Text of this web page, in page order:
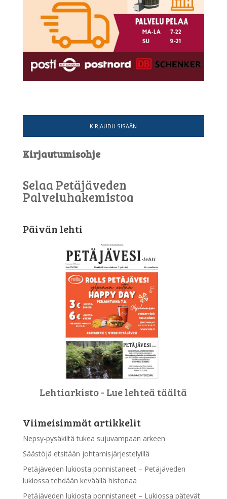
KIRJAUDU SISÄÄN
Kirjautumisohje
Selaa Petäjäveden
Palveluhakemistoa
Päivän lehti
Lehtiarkisto - Lue lehteä täältä
Viimeisimmät artikkelit
Nepsy-pysäkiltä tukea sujuvampaan arkeen
Säästöjä etsitään johtamisjärjestelyillä
Petäjäveden lukiosta ponnistaneet – Petäjäveden
lukiossa tehdään keväällä historiaa
Petäjäveden lukiosta ponnistaneet – Lukiossa pätevät